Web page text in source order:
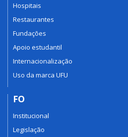
Hospitais
Restaurantes
Fundações
Apoio estudantil
Internacionalização
Uso da marca UFU
FO
Institucional
Legislação